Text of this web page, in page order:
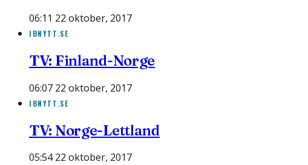
06:11 22 oktober, 2017
IBNYTT.SE
TV: Finland-Norge
06:07 22 oktober, 2017
IBNYTT.SE
TV: Norge-Lettland
05:54 22 oktober, 2017